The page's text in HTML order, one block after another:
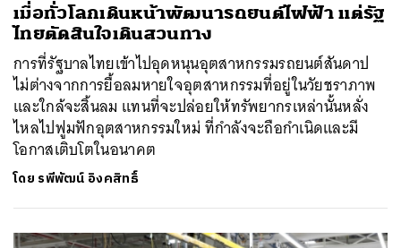
เมื่อทั่วโลกเดินหน้าพัฒนารถยนต์ไฟฟ้า แต่รัฐ
ไทยตัดสินใจเดินสวนทาง
การที่รัฐบาลไทยเข้าไปอุดหนุนอุตสาหกรรมรถยนต์สันดาป
ไม่ต่างจากการยื้อลมหายใจอุตสาหกรรมที่อยู่ในวัยชราภาพ
และใกล้จะสิ้นลม แทนที่จะปล่อยให้ทรัพยากรเหล่านั้นหลั่ง
ไหลไปฟูมฟักอุตสาหกรรมใหม่ ที่กำลังจะถือกำเนิดและมี
โอกาสเติบโตในอนาคต
โดย รพีพัฒน์ อิงคสิทธิ์